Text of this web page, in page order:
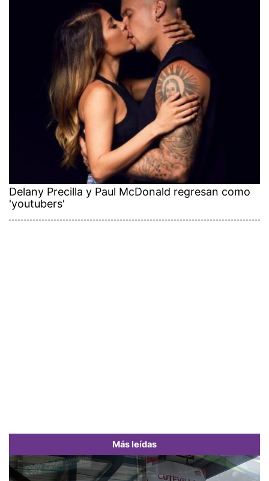
Delany Precilla y Paul McDonald regresan como
'youtubers'
Más leídas